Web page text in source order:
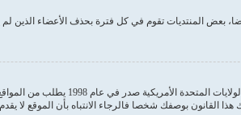
المنتديات تقوم في كل فترة بحذف الأعضاء الذين